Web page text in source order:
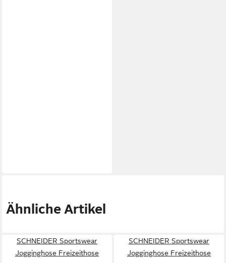
Ähnliche Artikel
SCHNEIDER Sportswear
Jogginghose Freizeithose
SCHNEIDER Sportswear
Jogginghose Freizeithose